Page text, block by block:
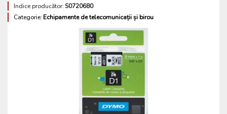
Indice producător:S0720680
Categorie:Echipamente de telecomunicații și birou